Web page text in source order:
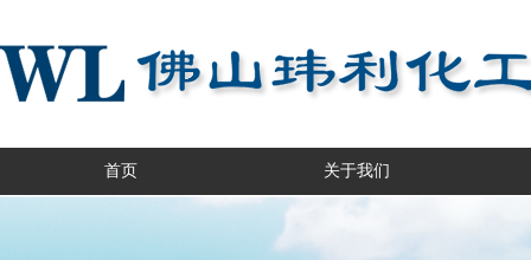
首页 关于我们